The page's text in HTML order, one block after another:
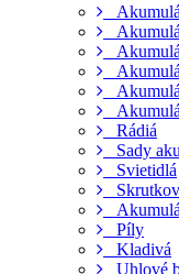
Rádiá
Sady
Svietidlá
Píly
Kladivá
Uhlové